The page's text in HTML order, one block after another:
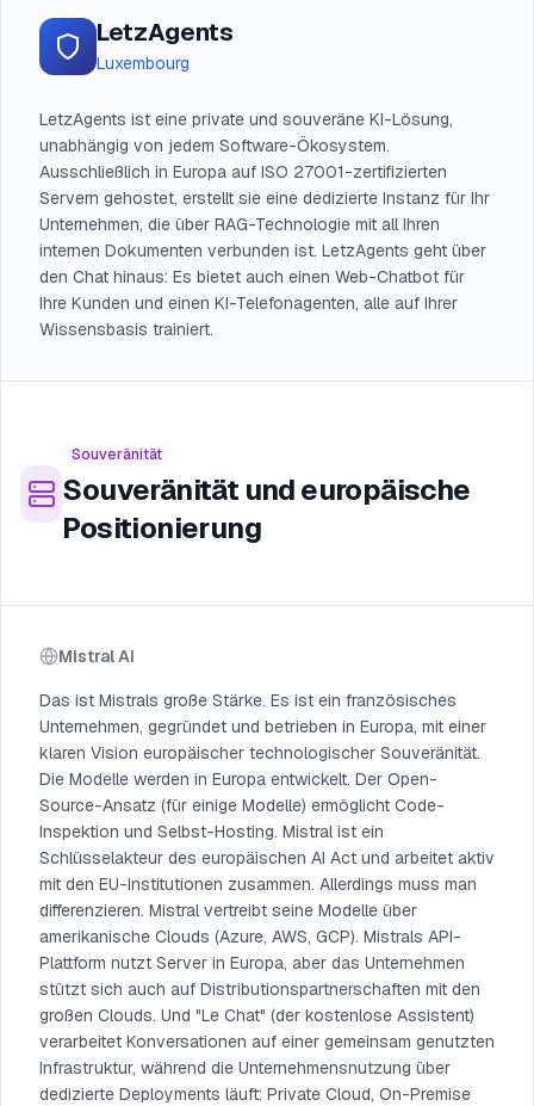
LetzAgents
Luxembourg
LetzAgents ist eine private und souveräne KI-Lösung,
unabhängig von jedem Software-Ökosystem.
Ausschließlich in Europa auf ISO 27001-zertifizierten
Servern gehostet, erstellt sie eine dedizierte Instanz für Ihr
Unternehmen, die über RAG-Technologie mit all Ihren
internen Dokumenten verbunden ist. LetzAgents geht über
den Chat hinaus: Es bietet auch einen Web-Chatbot für
Ihre Kunden und einen KI-Telefonagenten, alle auf Ihrer
Wissensbasis trainiert.
Souveränität
Souveränität und europäische
Positionierung
Mistral AI
Das ist Mistrals große Stärke. Es ist ein französisches
Unternehmen, gegründet und betrieben in Europa, mit einer
klaren Vision europäischer technologischer Souveränität.
Die Modelle werden in Europa entwickelt. Der Open-
Source-Ansatz (für einige Modelle) ermöglicht Code-
Inspektion und Selbst-Hosting. Mistral ist ein
Schlüsselakteur des europäischen AI Act und arbeitet aktiv
mit den EU-Institutionen zusammen. Allerdings muss man
differenzieren. Mistral vertreibt seine Modelle über
amerikanische Clouds (Azure, AWS, GCP). Mistrals API-
Plattform nutzt Server in Europa, aber das Unternehmen
stützt sich auch auf Distributionspartnerschaften mit den
großen Clouds. Und "Le Chat" (der kostenlose Assistent)
verarbeitet Konversationen auf einer gemeinsam genutzten
Infrastruktur, während die Unternehmensnutzung über
dedizierte Deployments läuft: Private Cloud, On-Premise